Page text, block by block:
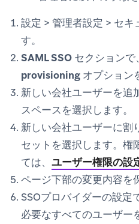
設定 > 管理者設定 > セキ
す。
SAML SSO セクションで、
provisioning オプション
新しい会社ユーザーを追
スペースを選択します。
新しい会社ユーザーに割
セットを選択します。権
ては、 ユーザー権限の設
ページ下部の変更内容を
SSOプロバイダーの設定
必要なすべてのユーザー